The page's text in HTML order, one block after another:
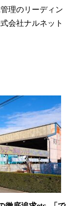
理のリーディン
会社ナルネット